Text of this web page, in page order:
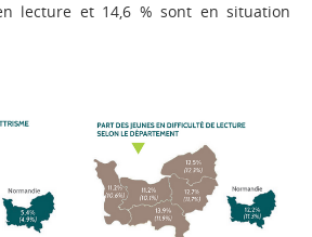
lecture et 14,6 % sont en situation